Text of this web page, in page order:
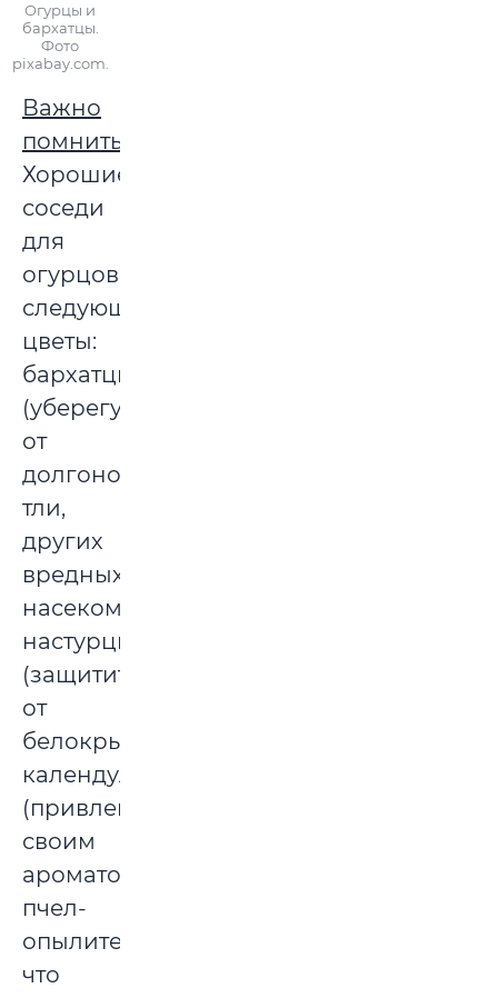
Огурцы и
бархатцы.
Фото
pixabay.com.
Важно
помнить:
Хорошие
соседи
для
огурцов
следующие
цветы:
бархатцы
(уберегут
от
долгоносика,
тли,
других
вредных
насекомых),
настурция
(защитит
от
белокрылки),
календула
(привлекает
своим
ароматом
пчел-
опылителей,
что